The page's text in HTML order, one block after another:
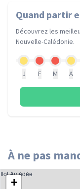
Quand partir
Découvrez les
Nouvelle-Calédonie.
J F M A
À ne pas
+
Îlot Amédée